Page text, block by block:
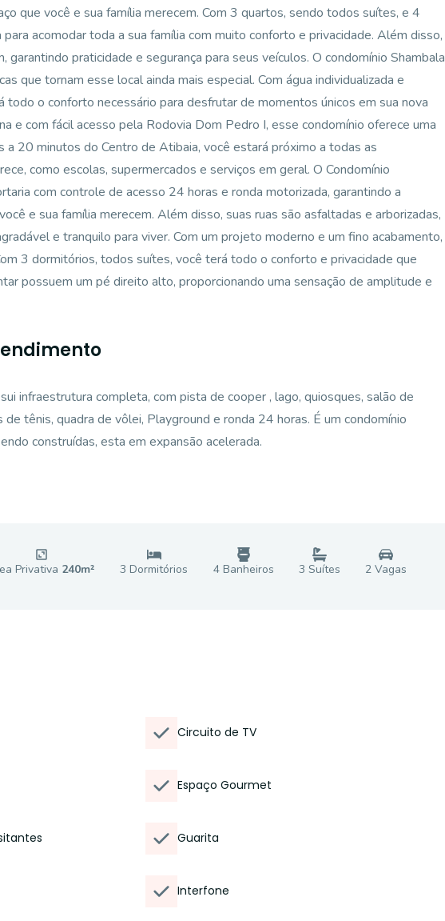
que você e sua família merecem. Com 3 quartos, sendo todos suítes, e 4
acomodar toda a sua família com muito conforto e privacidade. Além disso,
garantindo praticidade e segurança para seus veículos. O condomínio Shambala
que tornam esse local ainda mais especial. Com água individualizada e
todo o conforto necessário para desfrutar de momentos únicos em sua nova
e com fácil acesso pela Rodovia Dom Pedro I, esse condomínio oferece uma
a 20 minutos do Centro de Atibaia, você estará próximo a todas as
como escolas, supermercados e serviços em geral. O Condomínio
com controle de acesso 24 horas e ronda motorizada, garantindo a
e sua família merecem. Além disso, suas ruas são asfaltadas e arborizadas,
e tranquilo para viver. Com um projeto moderno e um fino acabamento,
3 dormitórios, todos suítes, você terá todo o conforto e privacidade que
possuem um pé direito alto, proporcionando uma sensação de amplitude e
infraestrutura completa, com pista de cooper , lago, quiosques, salão de
tênis, quadra de vôlei, Playground e ronda 24 horas. É um condomínio
construídas, esta em expansão acelerada.
Privativa 240m² 3 Dormitórios 4Banheiros 3 Suítes 2Vagas
Circuito de TV
Espaço Gourmet
Guarita
Interfone